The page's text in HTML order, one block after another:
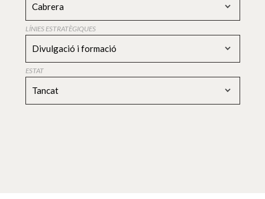
Cabrera
LÍNIES ESTRATÈGIQUES
Divulgació i formació
ESTAT
Tancat